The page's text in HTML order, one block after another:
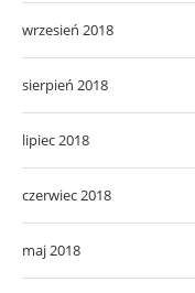
wrzesień 2018
sierpień 2018
lipiec 2018
czerwiec 2018
maj 2018